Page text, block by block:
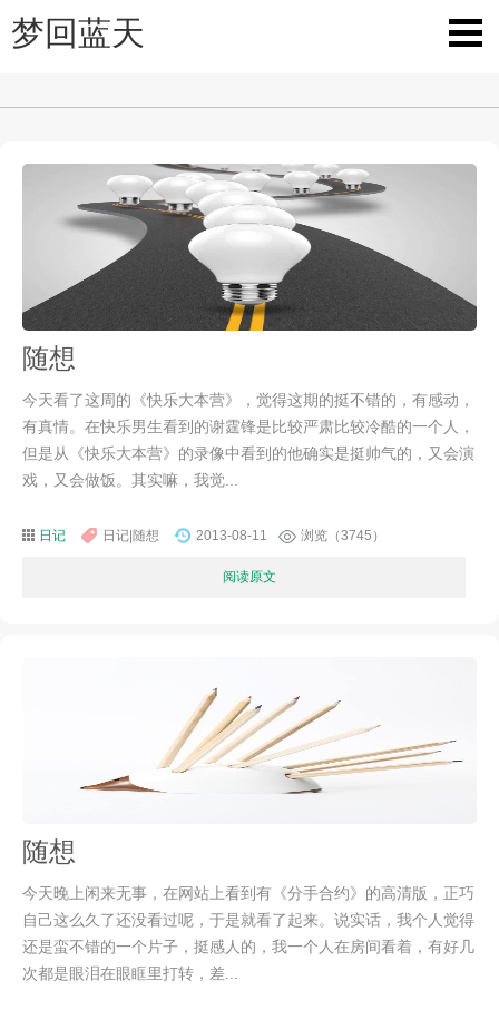
梦回蓝天
随想
今天看了这周的《快乐大本营》，觉得这期的挺不错的，有感动，
有真情。在快乐男生看到的谢霆锋是比较严肃比较冷酷的一个人，
但是从《快乐大本营》的录像中看到的他确实是挺帅气的，又会演
戏，又会做饭。其实嘛，我觉...
日记 日记|随想 2013-08-11 浏览（3745）
阅读原文
随想
今天晚上闲来无事，在网站上看到有《分手合约》的高清版，正巧
自己这么久了还没看过呢，于是就看了起来。说实话，我个人觉得
还是蛮不错的一个片子，挺感人的，我一个人在房间看着，有好几
次都是眼泪在眼眶里打转，差...